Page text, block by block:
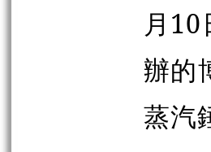
月
辦的
蒸汽